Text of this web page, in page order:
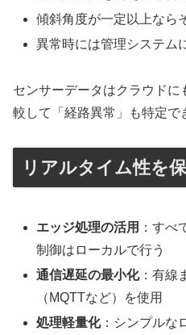
傾斜角度が一定以上なら
異常時には管理システム
センサーデータはクラウド
較して「経路異常」も特定で
リアルタイム性を
エッジ処理の活用 ：すべ
制御はローカルで行う
通信遅延の最小化：有線
（MQTTなど）を使用
処理軽量化：シンプルな